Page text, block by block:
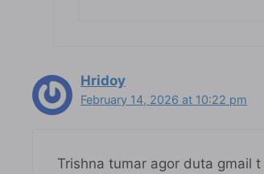
Hridoy
February 14, 2026 at 10:22 pm
Trishna tumar agor duta gmail